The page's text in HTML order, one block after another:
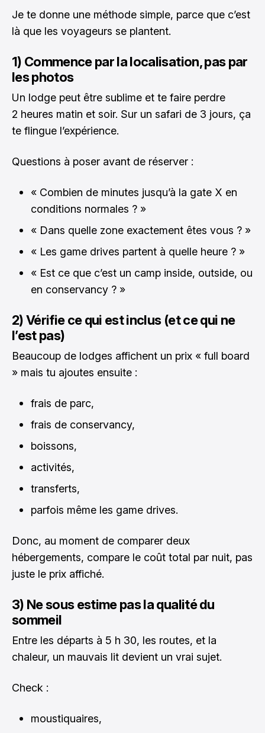
Je te donne une méthode simple, parce que c’est
là que les voyageurs se plantent.
1) Commence par la localisation, pas par
les photos
Un lodge peut être sublime et te faire perdre
2 heures matin et soir. Sur un safari de 3 jours, ça
te flingue l’expérience.
Questions à poser avant de réserver :
« Combien de minutes jusqu’à la gate X en
conditions normales ? »
« Dans quelle zone exactement êtes vous ? »
« Les game drives partent à quelle heure ? »
« Est ce que c’est un camp inside, outside, ou
en conservancy ? »
2) Vérifie ce qui est inclus (et ce qui ne
l’est pas)
Beaucoup de lodges affichent un prix « full board
» mais tu ajoutes ensuite :
frais de parc,
frais de conservancy,
boissons,
activités,
transferts,
parfois même les game drives.
Donc, au moment de comparer deux
hébergements, compare le coût total par nuit, pas
juste le prix affiché.
3) Ne sous estime pas la qualité du
sommeil
Entre les départs à 5 h 30, les routes, et la
chaleur, un mauvais lit devient un vrai sujet.
Check :
moustiquaires,